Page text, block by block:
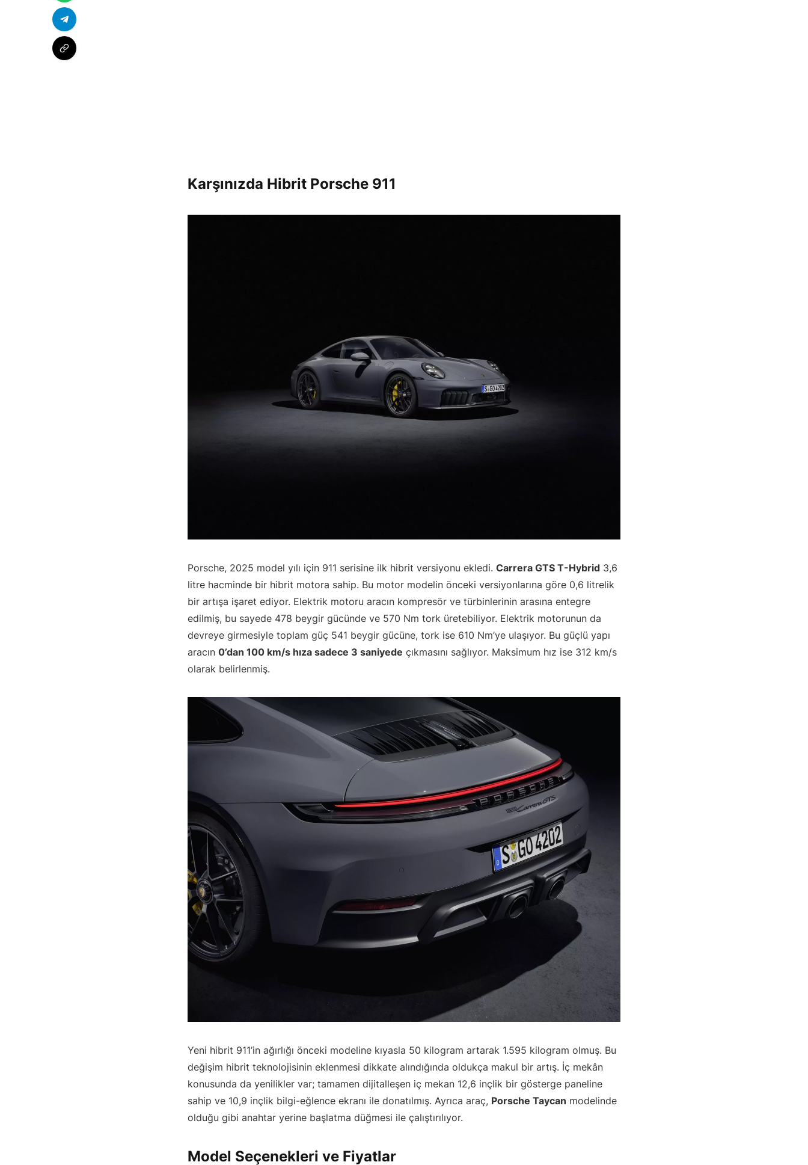
Karşınızda Hibrit Porsche 911
Porsche, 2025 model yılı için 911 serisine ilk hibrit versiyonu ekledi. Carrera GTS T-Hybrid 3,6
litre hacminde bir hibrit motora sahip. Bu motor modelin önceki versiyonlarına göre 0,6 litrelik
bir artışa işaret ediyor. Elektrik motoru aracın kompresör ve türbinlerinin arasına entegre
edilmiş, bu sayede 478 beygir gücünde ve 570 Nm tork üretebiliyor. Elektrik motorunun da
devreye girmesiyle toplam güç 541 beygir gücüne, tork ise 610 Nm’ye ulaşıyor. Bu güçlü yapı
aracın 0’dan 100 km/s hıza sadece 3 saniyede çıkmasını sağlıyor. Maksimum hız ise 312 km/s
olarak belirlenmiş.
Yeni hibrit 911’in ağırlığı önceki modeline kıyasla 50 kilogram artarak 1.595 kilogram olmuş. Bu
değişim hibrit teknolojisinin eklenmesi dikkate alındığında oldukça makul bir artış. İç mekân
konusunda da yenilikler var; tamamen dijitalleşen iç mekan 12,6 inçlik bir gösterge paneline
sahip ve 10,9 inçlik bilgi-eğlence ekranı ile donatılmış. Ayrıca araç, Porsche Taycan modelinde
olduğu gibi anahtar yerine başlatma düğmesi ile çalıştırılıyor.
Model Seçenekleri ve Fiyatlar